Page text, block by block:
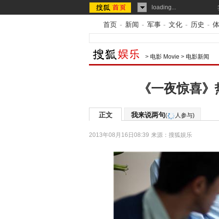
loading...
首页 - 新闻 - 军事 - 文化 - 历史 -
> 电影 Movie > 电影新闻
《一夜惊喜
正文 我来说两句( 人参与)
2013年08月16日08:39 来源： 搜狐娱乐